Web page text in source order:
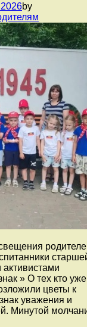
by
» О тех кто уже
цветы к
уважения и
Минутой